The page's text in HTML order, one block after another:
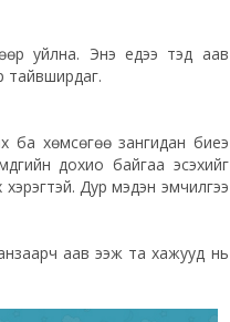
уйлна. Энэ үедээ тэд аав
тайвширдаг.
ба хөмсөгөө зангидан биеэ
дохио байгаа эсэхийг
Дур мэдэн эмчилгээ
анзаарч аав ээж та хажууд нь